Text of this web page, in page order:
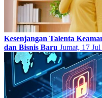
Kesenjangan Talenta
dan Bisnis Baru Jumat, 17